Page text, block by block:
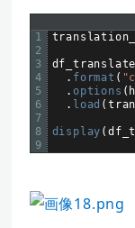
1
2
3
4
5
6
7
8
9
df_translate
. format (
.options (
. load (
display (